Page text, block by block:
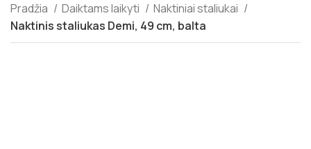
Pradžia Daiktams laikyti
Naktiniai staliukai
Naktinis staliukas Demi, 49 cm, balta